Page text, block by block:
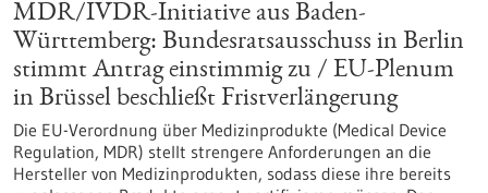
MDR/IVDR-Initiative aus Baden-
Württemberg: Bundesratsausschuss in Berlin
stimmt Antrag einstimmig zu / EU-Plenum
in Brüssel beschließt Fristverlängerung
Die EU-Verordnung über Medizinprodukte (Medical Device
Regulation, MDR) stellt strengere Anforderungen an die
Hersteller von Medizinprodukten, sodass diese ihre bereits